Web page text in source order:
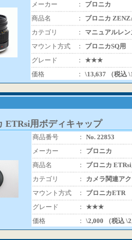
メーカー
：
ブロニカ
商品名
：
ブロニカ
カテゴリ
：
マニュアルレン
マウント方式
：
ブロニカSQ用
グレード
： ★★★
価格
： \13,637 （税込
ETRsi用ボディキャップ
商品番号 ： No. 22853
メーカー
：
ブロニカ
商品名
：
ブロニカ
カテゴリ
：
カメラ関連ア
マウント方式
：
ブロニカETR
グレード
： ★★★
価格
： \2,000 （税込